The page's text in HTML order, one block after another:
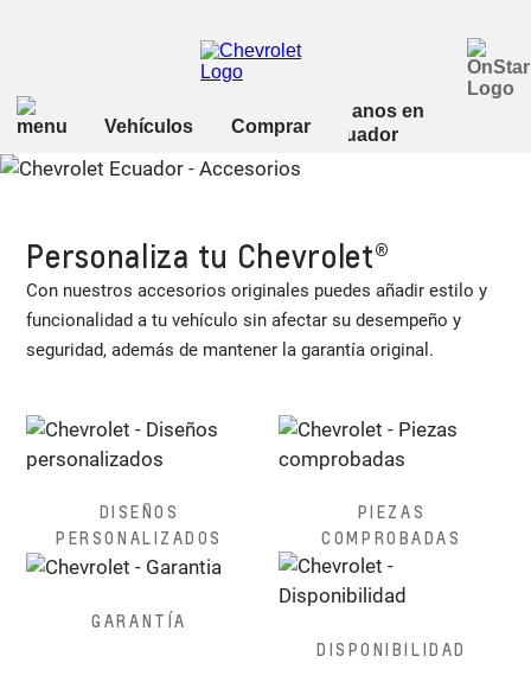
Personaliza tu Chevrolet®
Con nuestros accesorios originales puedes añadir estilo y
funcionalidad a tu vehículo sin afectar su desempeño y
seguridad, además de mantener la garantía original.
DISEÑOS
PERSONALIZADOS
PIEZAS
COMPROBADAS
GARANTÍA
DISPONIBILIDAD